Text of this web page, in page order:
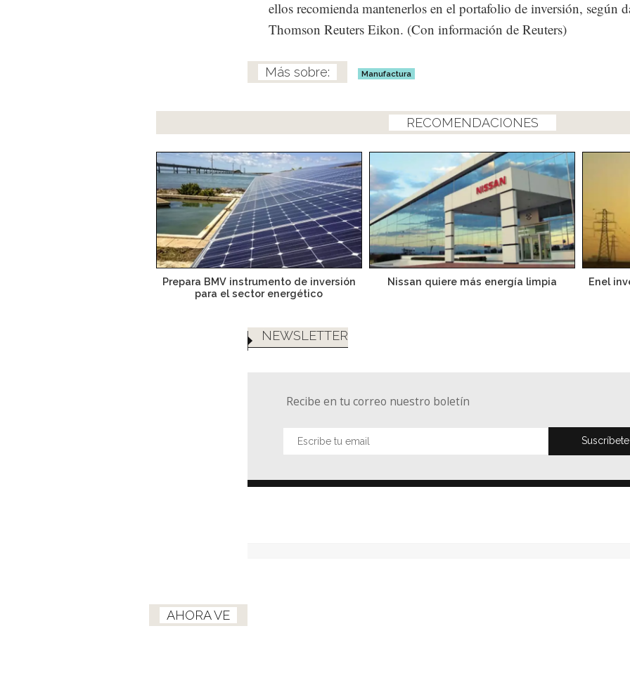
ellos recomienda mantenerlos en el portafolio de inversión, según
Thomson Reuters Eikon. (Con información de Reuters)
Manufactura
RECOMENDACIONES
Prepara BMV instrumento de inversión
para el sector energético
Nissan quiere más energía limpia Enel
NEWSLETTER
Recibe en tu correo nuestro boletín
AHORA VE